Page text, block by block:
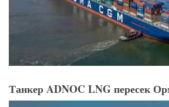
Танкер ADNOC LNG пересек